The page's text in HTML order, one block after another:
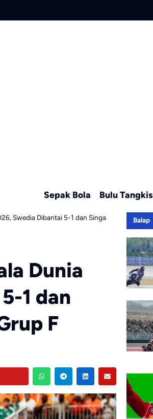
Sepak Bola Bulu Tangkis
Swedia Dibantai 5-1 dan Singa
Dunia
1 dan
F
Balap